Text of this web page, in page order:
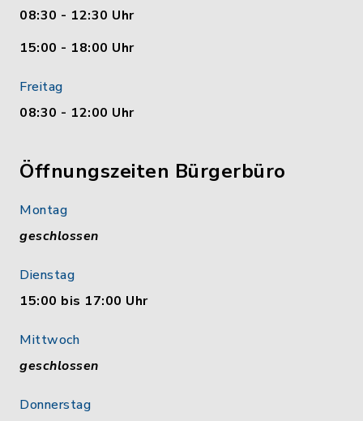
08:30 - 12:30 Uhr
15:00 - 18:00 Uhr
Freitag
08:30 - 12:00 Uhr
Öffnungszeiten Bürgerbüro
Montag
geschlossen
Dienstag
15:00 bis 17:00 Uhr
Mittwoch
geschlossen
Donnerstag